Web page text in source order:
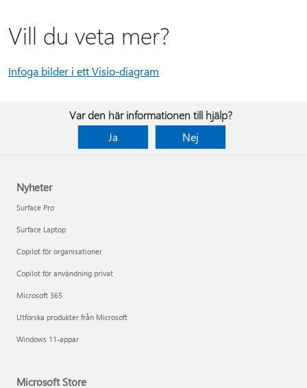
Vill du veta mer?
Infoga bilder i ett Visio-diagram
Var den här informationen till hjälp?
Ja
Nej
Nyheter
Surface Pro
Surface Laptop
Copilot för organisationer
Copilot för användning privat
Microsoft 365
Utforska produkter från Microsoft
Windows 11-appar
Microsoft Store